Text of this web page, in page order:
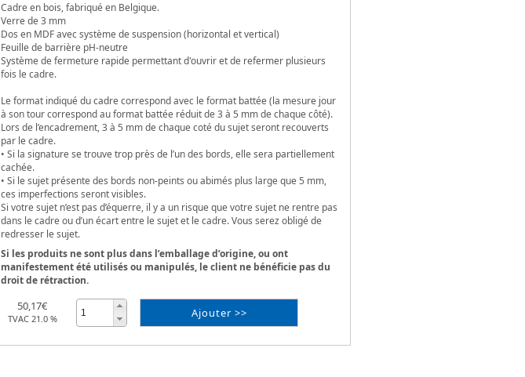
Cadre en bois, fabriqué en Belgique.
Verre de 3 mm
Dos en MDF avec système de suspension (horizontal et vertical)
Feuille de barrière pH-neutre
Système de fermeture rapide permettant d'ouvrir et de refermer plusieurs
fois le cadre.
Le format indiqué du cadre correspond avec le format battée (la mesure jour
à son tour correspond au format battée réduit de 3 à 5 mm de chaque côté).
Lors de l’encadrement, 3 à 5 mm de chaque coté du sujet seront recouverts
par le cadre.
• Si la signature se trouve trop près de l’un des bords, elle sera partiellement
cachée.
• Si le sujet présente des bords non-peints ou abimés plus large que 5 mm,
ces imperfections seront visibles.
Si votre sujet n’est pas d’équerre, il y a un risque que votre sujet ne rentre pas
dans le cadre ou d’un écart entre le sujet et le cadre. Vous serez obligé de
redresser le sujet.
Si les produits ne sont plus dans l’emballage d’origine, ou ont
manifestement été utilisés ou manipulés, le client ne bénéficie pas du
droit de rétraction.
50,17€
TVAC 21.0 % Ajouter >>